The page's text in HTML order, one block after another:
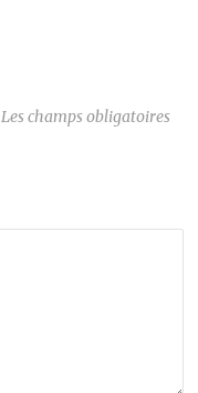
Les champs obligatoires